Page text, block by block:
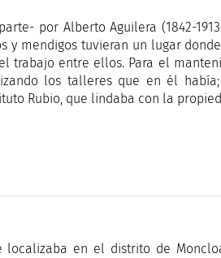
por Alberto Aguilera (1842-
y mendigos tuvieran un lugar
trabajo entre ellos. Para el
los talleres que en él
Rubio, que lindaba con la
localizaba en el distrito de